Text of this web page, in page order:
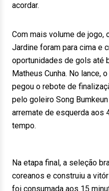
acordar.
Com mais volume de jogo,
Jardine foram para cima e
oportunidades de gols até
Matheus Cunha. No lance,
pegou o rebote de
pelo goleiro Song
arremate de esquerda aos
tempo.
Na etapa final, a seleção
coreanos e construiu a
foi consumada aos 15